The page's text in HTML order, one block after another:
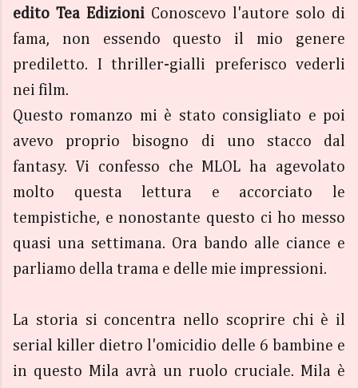
edito Tea Edizioni Conoscevo l'autore solo di
fama, non essendo questo il mio genere
prediletto. I thriller-gialli preferisco vederli
nei film.
Questo romanzo mi è stato consigliato e poi
avevo proprio bisogno di uno stacco dal
fantasy. Vi confesso che MLOL ha agevolato
molto questa lettura e accorciato le
tempistiche, e nonostante questo ci ho messo
quasi una settimana. Ora bando alle ciance e
parliamo della trama e delle mie impressioni.
La storia si concentra nello scoprire chi è il
serial killer dietro l'omicidio delle 6 bambine e
in questo Mila avrà un ruolo cruciale. Mila è